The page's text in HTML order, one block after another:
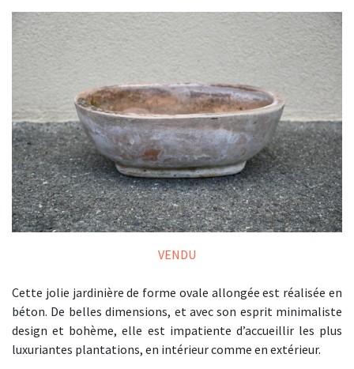
VENDU
Cette jolie jardinière de forme ovale allongée est réalisée en
béton. De belles dimensions, et avec son esprit minimaliste
design et bohème, elle est impatiente d’accueillir les plus
luxuriantes plantations, en intérieur comme en extérieur.